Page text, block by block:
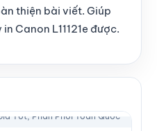
thiện bài viết. Giúp
Canon L11121e được.